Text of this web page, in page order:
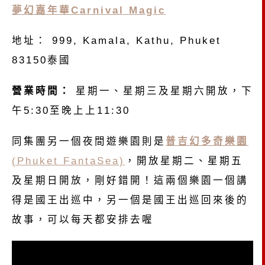
夢幻嘉年華Carnival Magic
地址： 999, Kamala, Kathu, Phuket
83150泰國
營業時間：
星期一、星期三及星期六開放，下
午5:30至晚上上11:30
同集團另一個夜間遊樂園則是 普吉幻多奇樂園
(Phuket FantaSea) ，開放星期二、星期五
及星期日開放，剛好錯開！這兩個樂園一個講
得是國王出巡中，另一個是國王出巡回來後的
故事，可以每天都安排去喔